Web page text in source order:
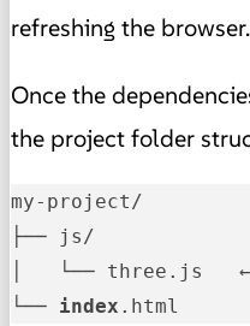
refreshing the browser.
Once the
the project folder
my-project/
├── js/
│   └── three.js
└── index .html